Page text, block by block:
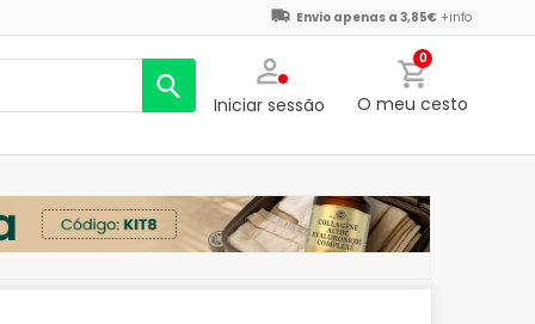
Envio apenas a 3,85€ +info
Iniciar sessão
0
O meu cesto